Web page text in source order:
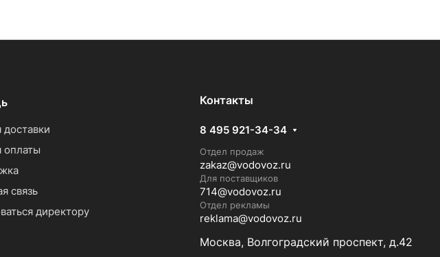
доставки
оплаты
связь
директору
Контакты
8 495 921-34-34
Отдел продаж
zakaz@vodovoz.ru
Для поставщиков
714@vodovoz.ru
Отдел рекламы
reklama@vodovoz.ru
Москва, Волгоградский проспект, д.42